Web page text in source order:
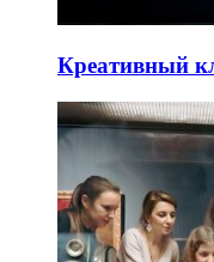
Креативный